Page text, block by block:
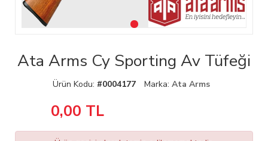
Ata Arms Cy Sporting Av Tüfeği
Ürün Kodu: #0004177 Marka: Ata Arms
0,00 TL